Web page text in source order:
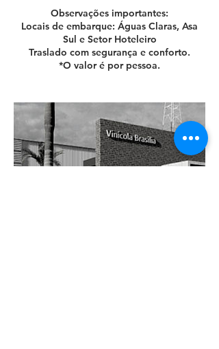
Observações importantes:
Locais de embarque: Águas Claras, Asa
Sul e Setor Hoteleiro
Traslado com segurança e conforto.
*O valor é por pessoa.